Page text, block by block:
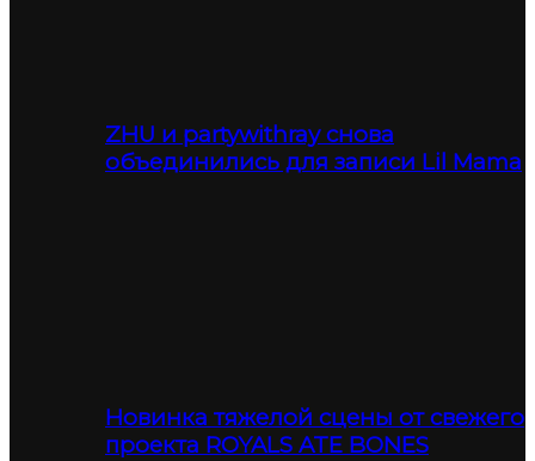
ZHU и partywithray снова
объединились для записи Lil Mama
Новинка тяжелой сцены от свежего
проекта ROYALS ATE BONES